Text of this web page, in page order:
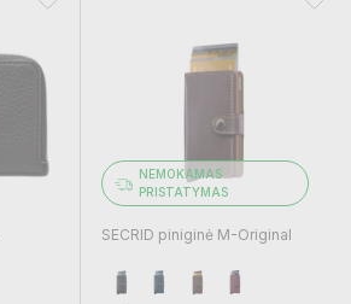
NEMOKAMAS
PRISTATYMAS
SECRID piniginė M-Original